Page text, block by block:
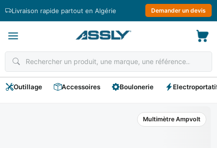
Livraison rapide partout en Algérie Demander un devis
Outillage Accessoires Boulonerie
Multimètre Ampvolt